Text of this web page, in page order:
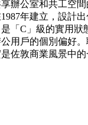
辦公室和共工空
年建立，設計
「C」級的實用
用戶的個別偏好
佐敦商業風景中的